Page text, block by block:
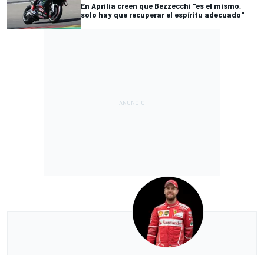
En Aprilia creen que Bezzecchi "es el mismo,
solo hay que recuperar el espíritu adecuado"